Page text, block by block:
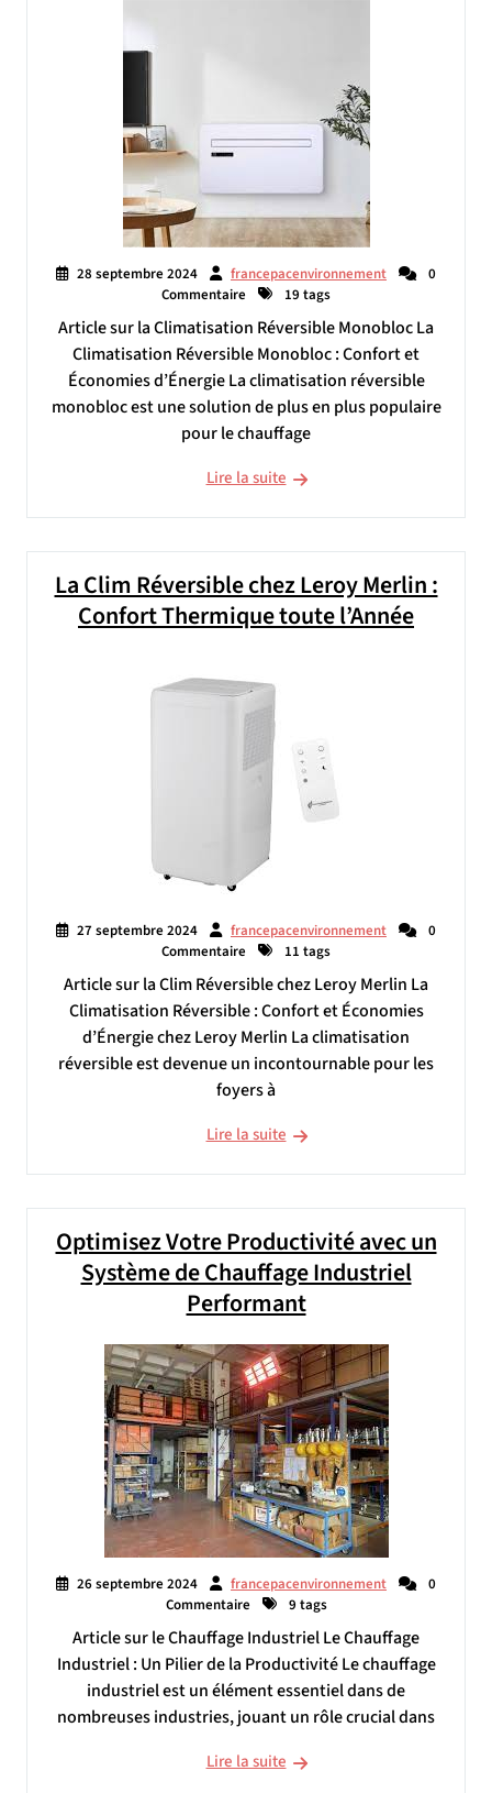
28 septembre 2024 francepacenvironnement
0
Commentaire
19 tags
Article sur la Climatisation Réversible Monobloc La
Climatisation Réversible Monobloc : Confort et
Économies d’Énergie La climatisation réversible
monobloc est une solution de plus en plus populaire
pour le chauffage
Lire la suite
La Clim Réversible chez Leroy Merlin :
Confort Thermique toute l’Année
27 septembre 2024 francepacenvironnement
0
Commentaire
11 tags
Article sur la Clim Réversible chez Leroy Merlin La
Climatisation Réversible : Confort et Économies
d’Énergie chez Leroy Merlin La climatisation
réversible est devenue un incontournable pour les
foyers à
Lire la suite
Optimisez Votre Productivité avec un
Système de Chauffage Industriel
Performant
26 septembre 2024 francepacenvironnement
0
Commentaire
9 tags
Article sur le Chauffage Industriel Le Chauffage
Industriel : Un Pilier de la Productivité Le chauffage
industriel est un élément essentiel dans de
nombreuses industries, jouant un rôle crucial dans
Lire la suite